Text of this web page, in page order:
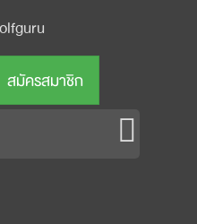
สมัครสมาชิก